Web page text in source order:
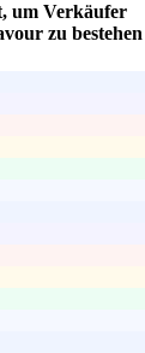
um Verkäufer
zu bestehen